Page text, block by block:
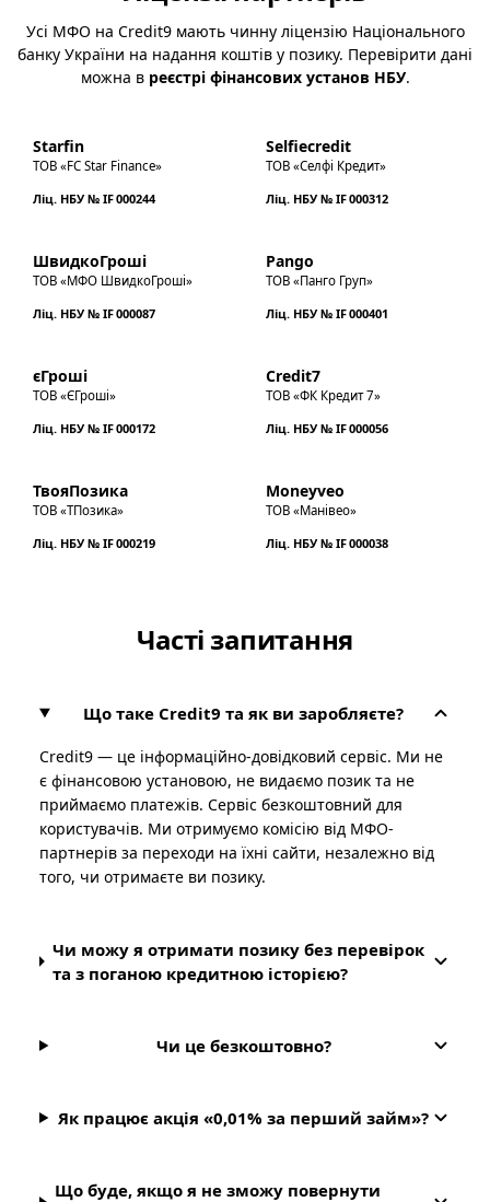
Усі МФО на Credit9 мають чинну ліцензію Національного
банку України на надання коштів у позику. Перевірити дані
можна в реєстрі фінансових установ НБУ.
Starfin
ТОВ «FC Star Finance»
Ліц. НБУ № IF 000244
Selfiecredit
ТОВ «Селфі Кредит»
Ліц. НБУ № IF 000312
ШвидкоГроші
ТОВ «МФО ШвидкоГроші»
Ліц. НБУ № IF 000087
Pango
ТОВ «Панго Груп»
Ліц. НБУ № IF 000401
єГроші
ТОВ «ЄГроші»
Ліц. НБУ № IF 000172
Credit7
ТОВ «ФК Кредит 7»
Ліц. НБУ № IF 000056
ТвояПозика
ТОВ «ТПозика»
Ліц. НБУ № IF 000219
Moneyveo
ТОВ «Манівео»
Ліц. НБУ № IF 000038
Часті запитання
Що таке Credit9 та як ви заробляєте?
Credit9 — це інформаційно-довідковий сервіс. Ми не
є фінансовою установою, не видаємо позик та не
приймаємо платежів. Сервіс безкоштовний для
користувачів. Ми отримуємо комісію від МФО-
партнерів за переходи на їхні сайти, незалежно від
того, чи отримаєте ви позику.
Чи можу я отримати позику без перевірок
та з поганою кредитною історією?
Чи це безкоштовно?
Як працює акція «0,01% за перший займ»?
Що буде, якщо я не зможу повернути